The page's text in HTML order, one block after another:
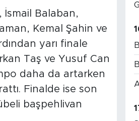
İsmail Balaban,
Kemal Şahin ve
yarı finale
Taş ve Yusuf Can
daha da artarken
Finalde ise son
başpehlivan